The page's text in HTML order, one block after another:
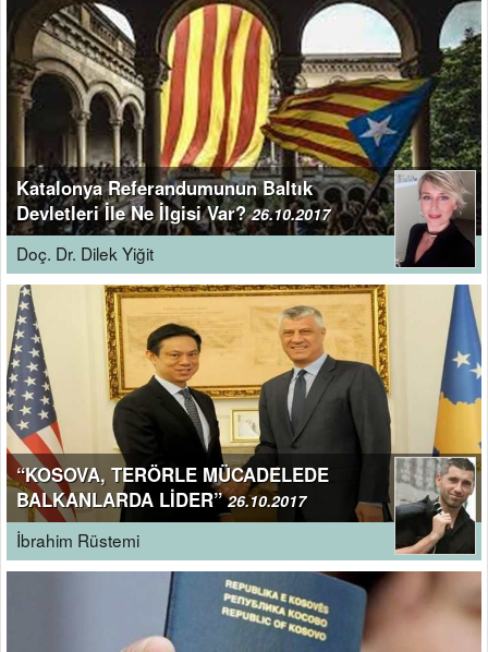
Katalonya Referandumunun Baltık
Devletleri İle Ne İlgisi Var?26.10.2017
Doç. Dr. Dilek Yiğit
“KOSOVA, TERÖRLE MÜCADELEDE
BALKANLARDA LİDER”26.10.2017
İbrahim Rüstemi